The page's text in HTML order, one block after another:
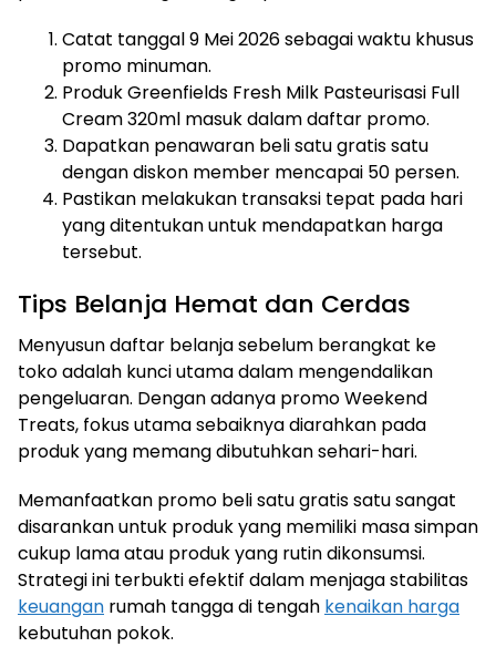
Catat tanggal 9 Mei 2026 sebagai waktu khusus
promo minuman.
Produk Greenfields Fresh Milk Pasteurisasi Full
Cream 320ml masuk dalam daftar promo.
Dapatkan penawaran beli satu gratis satu
dengan diskon member mencapai 50 persen.
Pastikan melakukan transaksi tepat pada hari
yang ditentukan untuk mendapatkan harga
tersebut.
Tips Belanja Hemat dan Cerdas
Menyusun daftar belanja sebelum berangkat ke
toko adalah kunci utama dalam mengendalikan
pengeluaran. Dengan adanya promo Weekend
Treats, fokus utama sebaiknya diarahkan pada
produk yang memang dibutuhkan sehari-hari.
Memanfaatkan promo beli satu gratis satu sangat
disarankan untuk produk yang memiliki masa simpan
cukup lama atau produk yang rutin dikonsumsi.
Strategi ini terbukti efektif dalam menjaga stabilitas
keuangan rumah tangga di tengah kenaikan harga
kebutuhan pokok.